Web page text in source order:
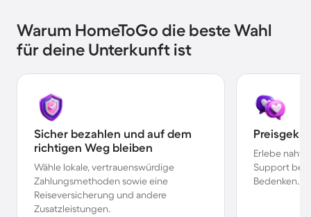
Warum HomeToGo die beste Wahl
für deine Unterkunft ist
Sicher bezahlen und auf dem
richtigen Weg bleiben
Wähle lokale, vertrauenswürdige
Zahlungsmethoden sowie eine
Reiseversicherung und andere
Zusatzleistungen.
Erlebe
Support bei
Bedenken.